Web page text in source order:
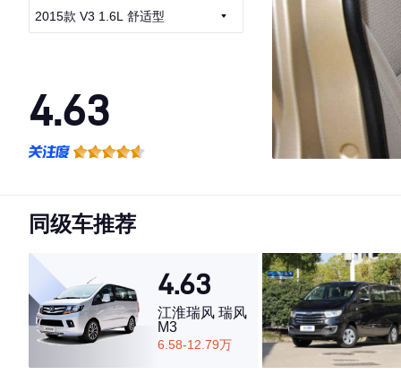
2015款 V3 1.6L 舒适型
4.63
·空间表现较为优秀，优于61%同级车
同级车推荐
4.63
江淮瑞风 瑞风
M3
6.58-12.79万